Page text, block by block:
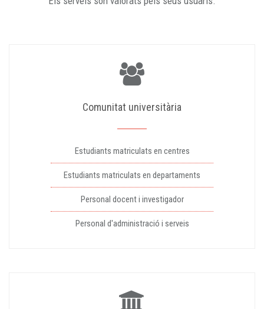
Comunitat universitària
Estudiants matriculats en centres
Estudiants matriculats en departaments
Personal docent i investigador
Personal d'administració i serveis